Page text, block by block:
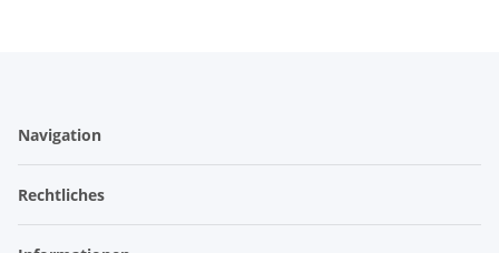
Navigation
Rechtliches